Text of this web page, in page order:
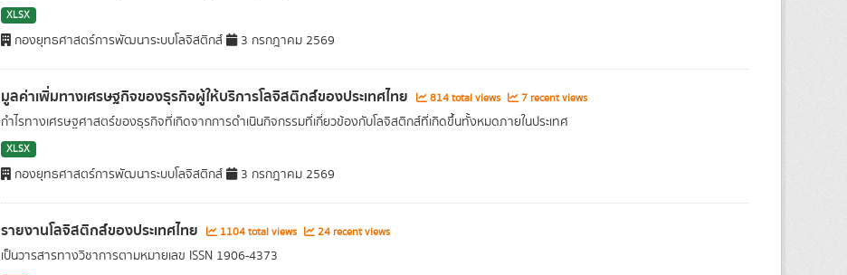
XLSX
กองยุทธศาสตร์การพัฒนาระบบโลจิสติกส์ 3 กรกฎาคม 2569
มูลค่าเพิ่มทางเศรษฐกิจของธุรกิจผู้ให้บริการโลจิสติกส์ของประเทศไทย 814 total views 7 recent views
กำไรทางเศรษฐศาสตร์ของธุรกิจที่เกิดจากการดำเนินกิจกรรมที่เกี่ยวข้องกับโลจิสติกส์ที่เกิดขึ้นทั้งหมดภายในประเทศ
XLSX
กองยุทธศาสตร์การพัฒนาระบบโลจิสติกส์ 3 กรกฎาคม 2569
รายงานโลจิสติกส์ของประเทศไทย 1104 total views 24 recent views
เป็นวารสารทางวิชาการตามหมายเลข ISSN 1906-4373